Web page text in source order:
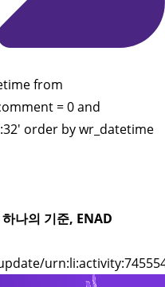
from
= 0 and
order by wr_datetime
나의 기준, ENAD